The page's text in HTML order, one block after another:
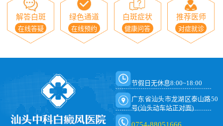
解答白斑
在线答疑
绿色通道
在线预约
白斑症状
健康问答
推荐医师
对症就诊
节假日无休息8:00~18:00
广东省汕头市龙湖区泰山路50
号(汕头动车站正对面)
0754-88051666